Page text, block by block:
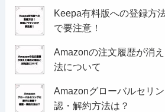
Keepa有料版への登録方
で要注意！
Amazonの注文履歴が消
法について
Amazonグローバルセリ
認・解約方法は？